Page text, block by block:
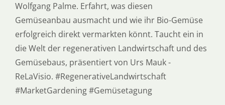
Wolfgang Palme. Erfahrt, was diesen
Gemüseanbau ausmacht und wie ihr Bio-Gemüse
erfolgreich direkt vermarkten könnt. Taucht ein in
die Welt der regenerativen Landwirtschaft und des
Gemüsebaus, präsentiert von Urs Mauk -
ReLaVisio. #RegenerativeLandwirtschaft
#MarketGardening #Gemüsetagung